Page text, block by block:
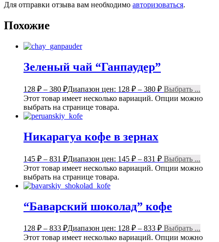
Для отправки отзыва вам необходимо авторизоваться.
Похожие
Зеленый чай “Ганпаудер”
128 ₽ – 380 ₽Диапазон цен: 128 ₽ – 380 ₽ Выбрать ...
Этот товар имеет несколько вариаций. Опции можно
выбрать на странице товара.
Никарагуа кофе в зернах
145 ₽ – 831 ₽Диапазон цен: 145 ₽ – 831 ₽ Выбрать ...
Этот товар имеет несколько вариаций. Опции можно
выбрать на странице товара.
“Баварский шоколад” кофе
128 ₽ – 833 ₽Диапазон цен: 128 ₽ – 833 ₽ Выбрать ...
Этот товар имеет несколько вариаций. Опции можно